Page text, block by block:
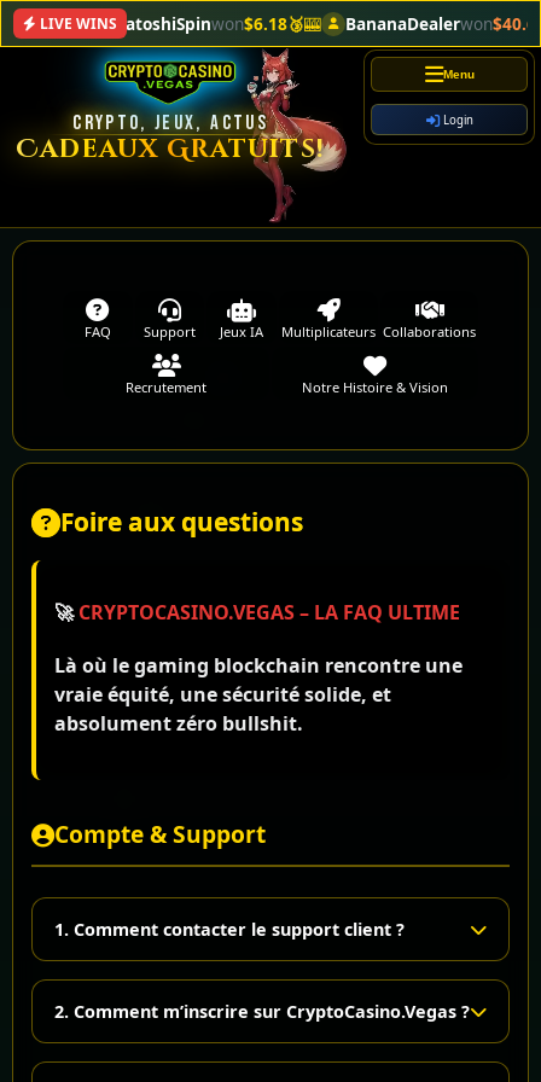
LIVE WINSSatoshiSpinwon$6.18🥉🎰 BananaDealerwon
CRYPTO, JEUX, ACTUS
Cadeaux Gratuits!
Menu
Login
FAQ Support Jeux IA Multiplicateurs Collaborations
Recrutement Notre Histoire & Vision
Foire aux questions
🚀CRYPTOCASINO.VEGAS – LA FAQ ULTIME
Là où le gaming blockchain rencontre une
vraie équité, une sécurité solide, et
absolument zéro bullshit.
Compte & Support
1. Comment contacter le support client ?
Desk. C’est votre centre de commande pour tous
vos besoins de support :
2. Comment m’inscrire sur CryptoCasino.Vegas ?